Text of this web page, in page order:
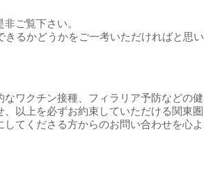
ご覧下さい。
るかどうかをご一考いただければと思い
ワクチン接種、フィラリア予防などの健
以上を必ずお約束していただける関東圏
てくださる方からのお問い合わせを心よ